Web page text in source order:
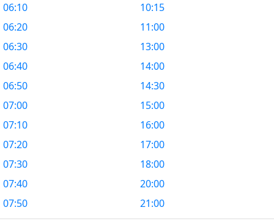
06:10
06:20
06:30
06:40
06:50
07:00
07:10
07:20
07:30
07:40
07:50
10:15
11:00
13:00
14:00
14:30
15:00
16:00
17:00
18:00
20:00
21:00